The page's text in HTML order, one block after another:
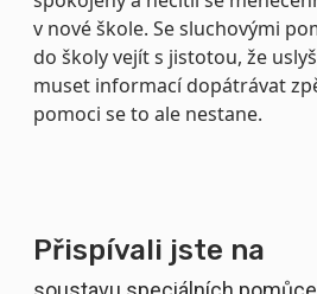
Přispívali jste na
v nové škole. Se sluchovými
do školy vejít s jistotou, že
muset informací dopátrávat
pomoci se to ale nestane.